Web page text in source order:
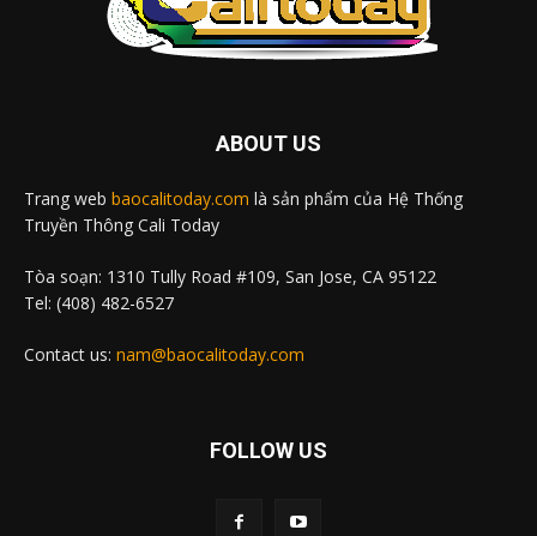
ABOUT US
Trang web baocalitoday.com là sản phẩm của Hệ Thống
Truyền Thông Cali Today
Tòa soạn: 1310 Tully Road #109, San Jose, CA 95122
Tel: (408) 482-6527
Contact us: nam@baocalitoday.com
FOLLOW US